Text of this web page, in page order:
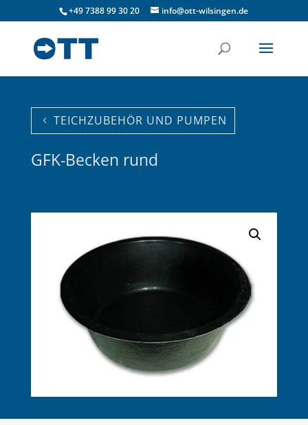
+49 7388 99 30 20 info@ott-wilsingen.de
TEICHZUBEHÖR UND PUMPEN
GFK-Becken rund